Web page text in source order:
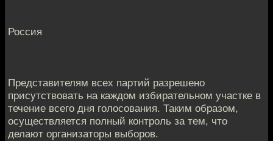
Россия
Представителям всех партий разрешено
присутствовать на каждом избирательном участке в
течение всего дня голосования. Таким образом,
осуществляется полный контроль за тем, что
делают организаторы выборов.